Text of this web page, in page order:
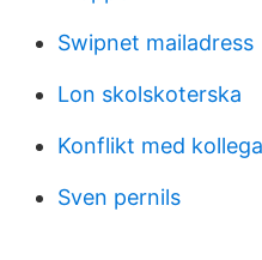
Swipnet mailadress
Lon skolskoterska
Konflikt med kollega
Sven pernils